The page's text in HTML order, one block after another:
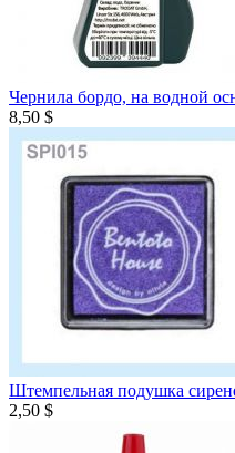
Чернила бордо, на водной
8,50 $
Штемпельная подушка
2,50 $